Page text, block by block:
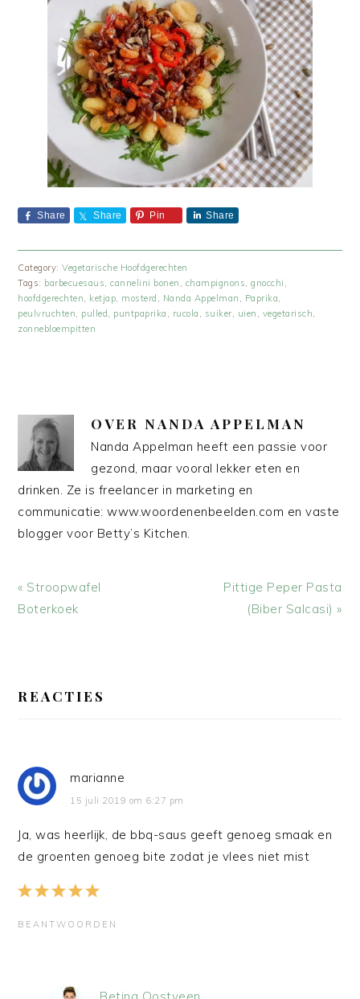
Share Share Pin Share
Category:Vegetarische Hoofdgerechten
Tags: barbecuesaus,cannelini bonen , champignons,gnocchi ,
hoofdgerechten, ketjap, mosterd , Nanda Appelman , Paprika,
peulvruchten, pulled , puntpaprika , rucola , suiker, uien , vegetarisch,
zonnebloempitten
OVER NANDA APPELMAN
Nanda Appelman heeft een passie voor
gezond, maar vooral lekker eten en
drinken. Ze is freelancer in marketing en
communicatie: www.woordenenbeelden.com en vaste
blogger voor Betty’s Kitchen.
Vorig
bericht:
« Stroopwafel
Boterkoek
Volgend
bericht:
Pittige Peper Pasta
(Biber Salcasi) »
INTERACTIES
REACTIES
marianne
15 juli 2019 om 6:27 pm
Ja, was heerlijk, de bbq-saus geeft genoeg smaak en
de groenten genoeg bite zodat je vlees niet mist
BEANTWOORDEN